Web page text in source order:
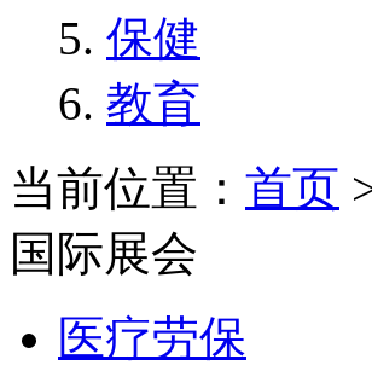
保健
教育
当前位置： 首页
国际展会
医疗劳保